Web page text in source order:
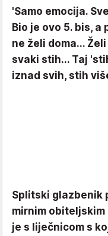
'Samo emocija.
Bio je ovo 5. bis,
ne želi doma...
svaki stih... Taj
iznad svih, stih
Splitski glazbenik
mirnim obiteljskim
je s liječnicom s